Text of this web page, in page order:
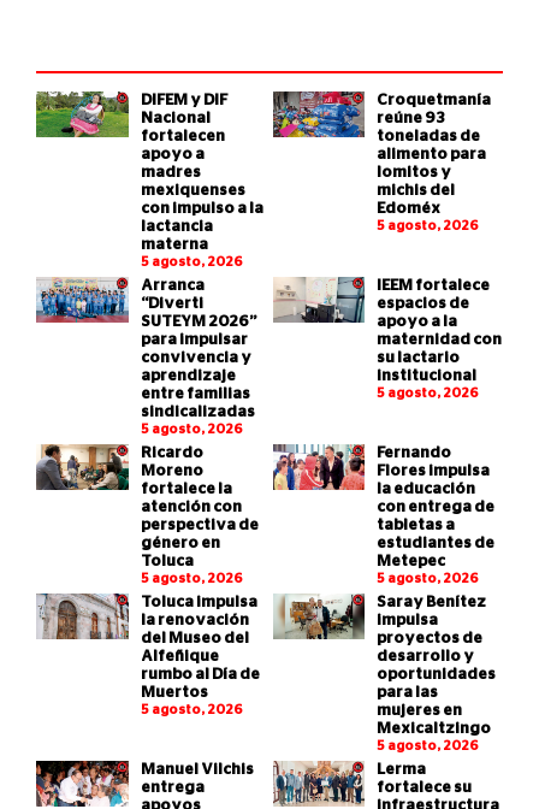
DIFEM y DIF
Nacional
fortalecen
apoyo a
madres
mexiquenses
con impulso a la
lactancia
materna
5 agosto, 2026
Croquetmanía
reúne 93
toneladas de
alimento para
lomitos y
michis del
Edoméx
5 agosto, 2026
Arranca
“Diverti
SUTEYM 2026”
para impulsar
convivencia y
aprendizaje
entre familias
sindicalizadas
5 agosto, 2026
IEEM fortalece
espacios de
apoyo a la
maternidad con
su lactario
institucional
5 agosto, 2026
Ricardo
Moreno
fortalece la
atención con
perspectiva de
género en
Toluca
5 agosto, 2026
Fernando
Flores impulsa
la educación
con entrega de
tabletas a
estudiantes de
Metepec
5 agosto, 2026
Toluca impulsa
la renovación
del Museo del
Alfeñique
rumbo al Día de
Muertos
5 agosto, 2026
Saray Benítez
impulsa
proyectos de
desarrollo y
oportunidades
para las
mujeres en
Mexicaltzingo
5 agosto, 2026
Manuel Vilchis
entrega
Lerma
fortalece su